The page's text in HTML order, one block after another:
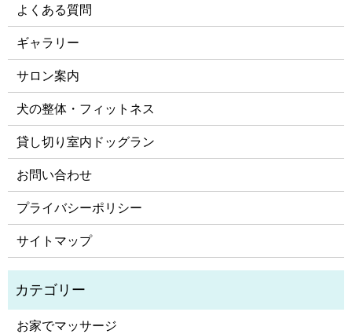
よくある質問
ギャラリー
サロン案内
犬の整体・フィットネス
貸し切り室内ドッグラン
お問い合わせ
プライバシーポリシー
サイトマップ
お家でマッサージ